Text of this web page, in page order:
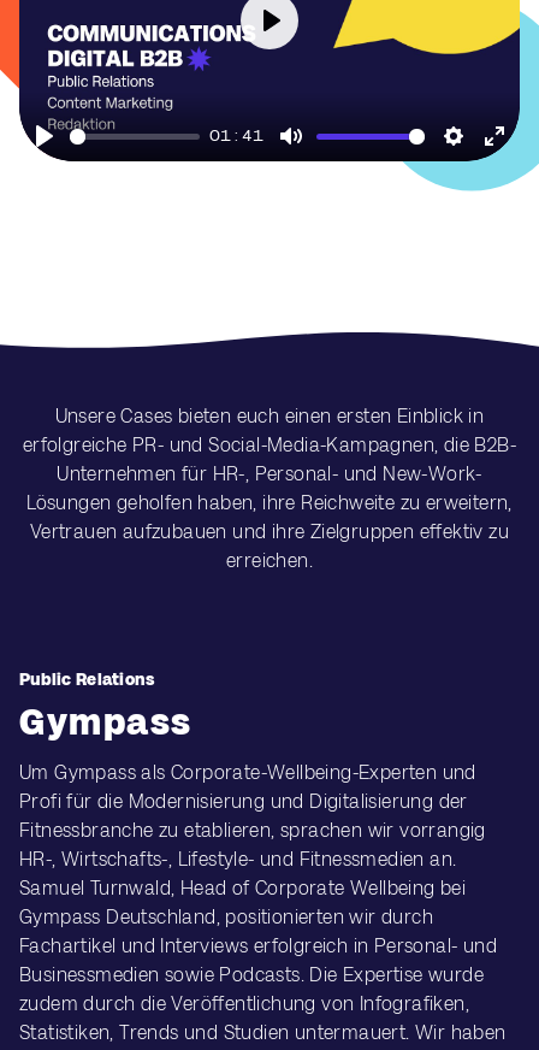
Play
01:41
Mute Settings
Play
Unsere Cases bieten euch einen ersten Einblick in
erfolgreiche PR- und Social-Media-Kampagnen, die B2B-
Unternehmen für HR-, Personal- und New-Work-
Lösungen geholfen haben, ihre Reichweite zu erweitern,
Vertrauen aufzubauen und ihre Zielgruppen effektiv zu
erreichen.
Public Relations
Gympass
Um Gympass als Corporate-Wellbeing-Experten und
Profi für die Modernisierung und Digitalisierung der
Fitnessbranche zu etablieren, sprachen wir vorrangig
HR-, Wirtschafts-, Lifestyle- und Fitnessmedien an.
Samuel Turnwald, Head of Corporate Wellbeing bei
Gympass Deutschland, positionierten wir durch
Fachartikel und Interviews erfolgreich in Personal- und
Businessmedien sowie Podcasts. Die Expertise wurde
zudem durch die Veröffentlichung von Infografiken,
Statistiken, Trends und Studien untermauert. Wir haben